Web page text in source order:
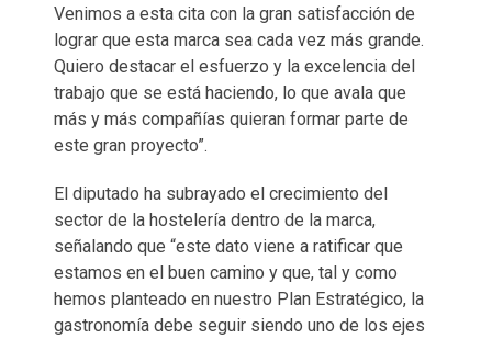
Venimos a esta cita con la gran satisfacción de
lograr que esta marca sea cada vez más grande.
Quiero destacar el esfuerzo y la excelencia del
trabajo que se está haciendo, lo que avala que
más y más compañías quieran formar parte de
este gran proyecto”.
El diputado ha subrayado el crecimiento del
sector de la hostelería dentro de la marca,
señalando que “este dato viene a ratificar que
estamos en el buen camino y que, tal y como
hemos planteado en nuestro Plan Estratégico, la
gastronomía debe seguir siendo uno de los ejes